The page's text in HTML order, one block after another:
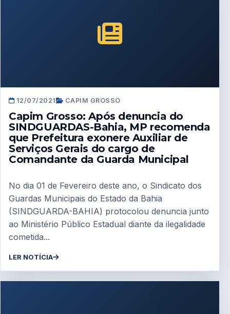
12/07/2021 CAPIM GROSSO
Capim Grosso: Após denuncia do
SINDGUARDAS-Bahia, MP recomenda
que Prefeitura exonere Auxiliar de
Serviços Gerais do cargo de
Comandante da Guarda Municipal
No dia 01 de Fevereiro deste ano, o Sindicato dos
Guardas Municipais do Estado da Bahia
(SINDGUARDA-BAHIA) protocolou denuncia junto
ao Ministério Público Estadual diante da ilegalidade
cometida...
LER NOTÍCIA